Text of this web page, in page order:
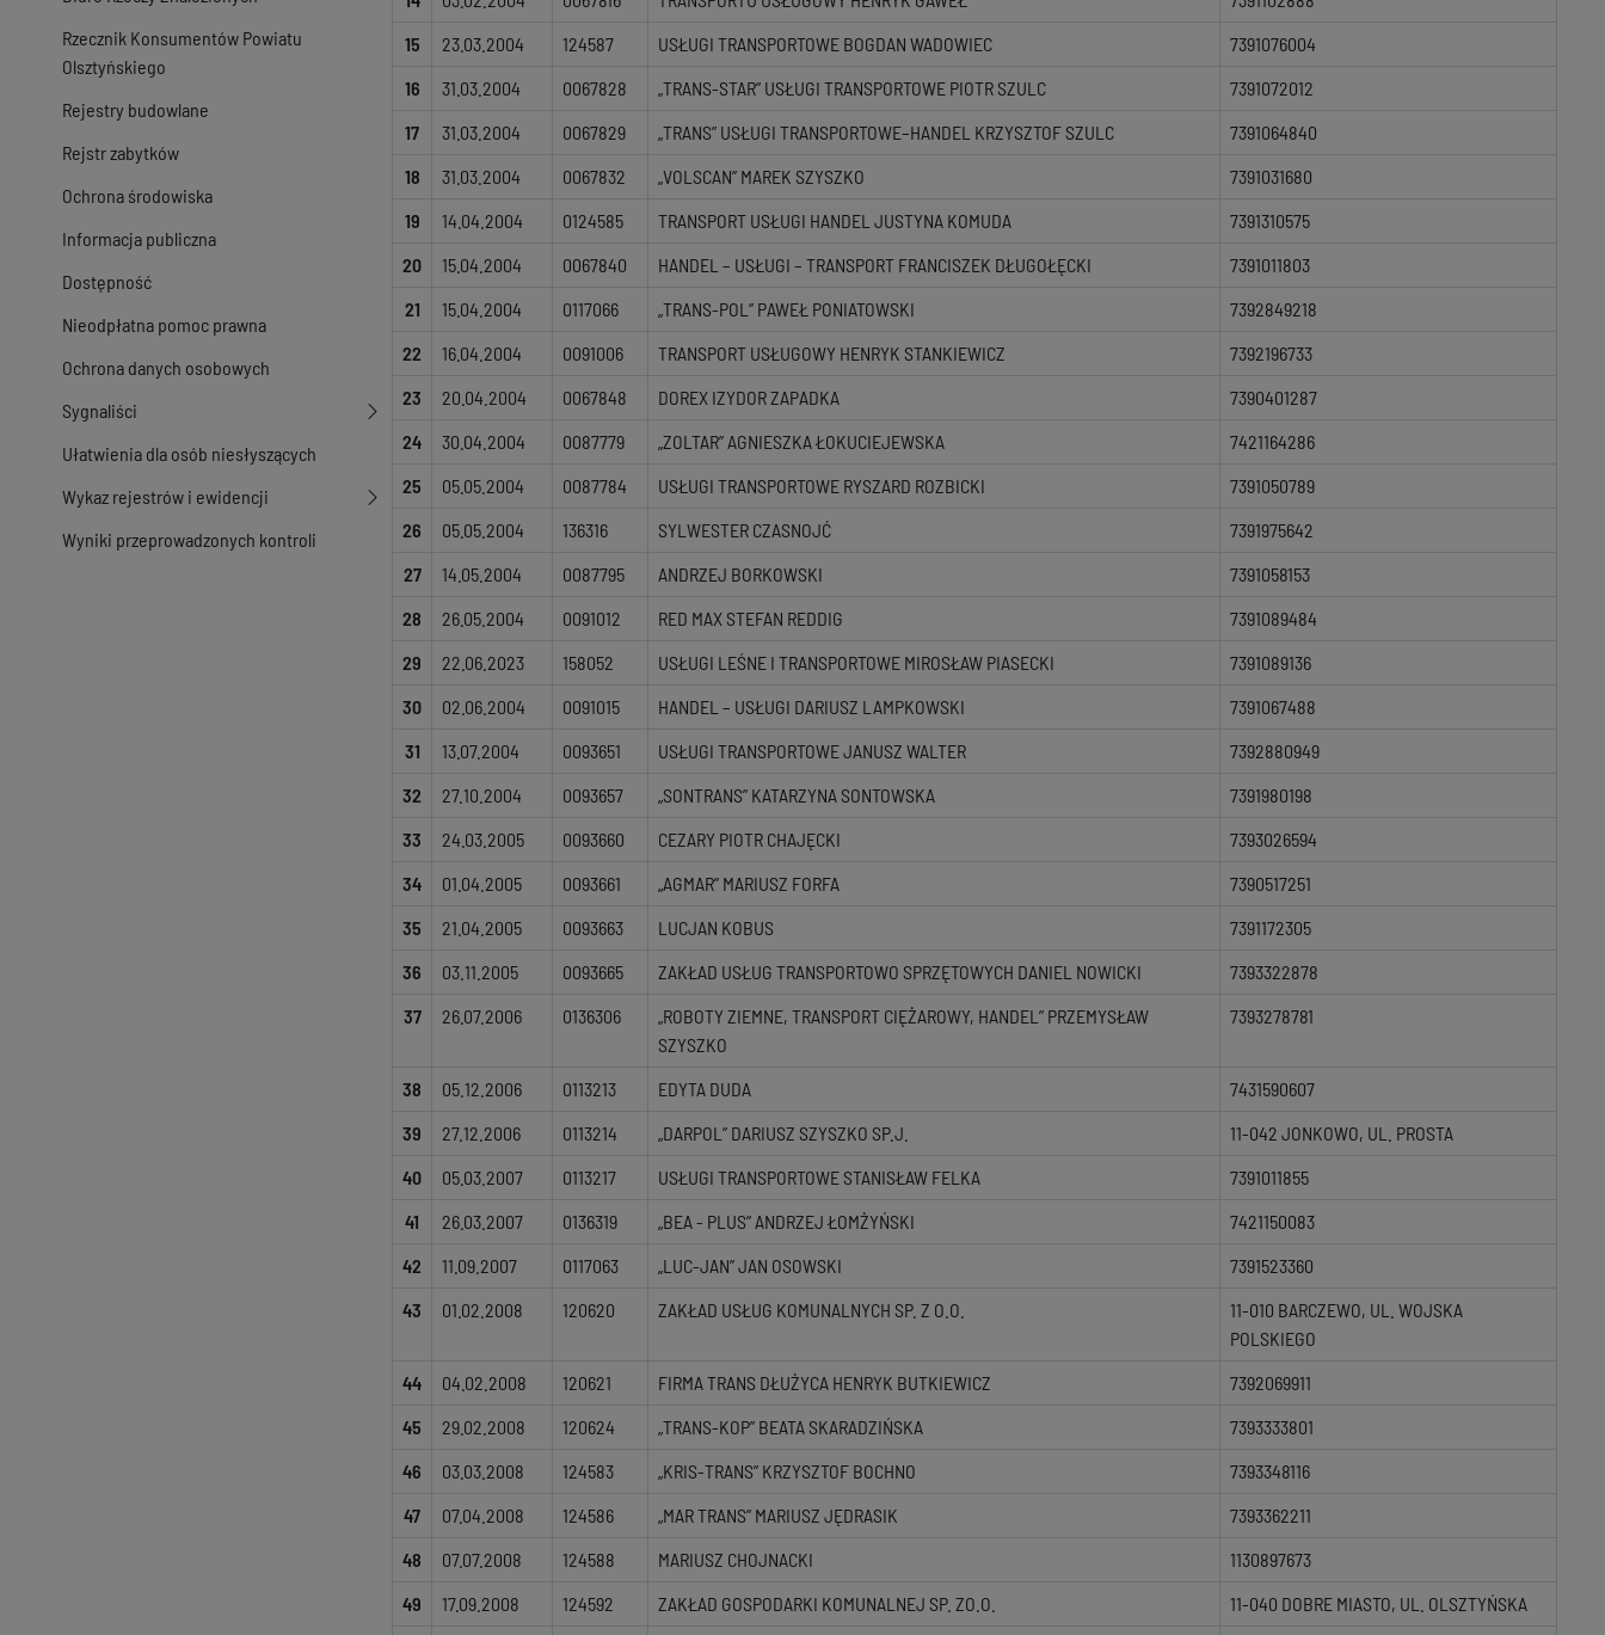
Rzecznik Konsumentów Powiatu
Olsztyńskiego
Rejestry budowlane
Rejstr zabytków
Ochrona środowiska
Informacja publiczna
Dostępność
Nieodpłatna pomoc prawna
Ochrona danych osobowych
Sygnaliści
Ułatwienia dla osób niesłyszących
Wykaz rejestrów i ewidencji
Wyniki przeprowadzonych kontroli
15
23.03.2004 124587 USŁUGI TRANSPORTOWE BOGDAN WADOWIEC
7391076004
16
31.03.2004 0067828 „TRANS-STAR” USŁUGI TRANSPORTOWE PIOTR SZULC
7391072012
17
31.03.2004 0067829 „TRANS” USŁUGI TRANSPORTOWE–HANDEL KRZYSZTOF SZULC
7391064840
18
31.03.2004 0067832 „VOLSCAN” MAREK SZYSZKO
7391031680
19
14.04.2004 0124585 TRANSPORT USŁUGI HANDEL JUSTYNA KOMUDA
7391310575
20
15.04.2004 0067840 HANDEL – USŁUGI – TRANSPORT FRANCISZEK DŁUGOŁĘCKI
7391011803
21
15.04.2004 0117066 „TRANS-POL” PAWEŁ PONIATOWSKI
7392849218
22
16.04.2004 0091006 TRANSPORT USŁUGOWY HENRYK STANKIEWICZ
7392196733
23
20.04.2004 0067848 DOREX IZYDOR ZAPADKA
7390401287
24
30.04.2004 0087779 „ZOLTAR” AGNIESZKA ŁOKUCIEJEWSKA
7421164286
25
05.05.2004 0087784 USŁUGI TRANSPORTOWE RYSZARD ROZBICKI
7391050789
26
05.05.2004 136316 SYLWESTER CZASNOJĆ
7391975642
27
14.05.2004 0087795 ANDRZEJ BORKOWSKI
7391058153
28
26.05.2004 0091012 RED MAX STEFAN REDDIG
7391089484
29
22.06.2023 158052 USŁUGI LEŚNE I TRANSPORTOWE MIROSŁAW PIASECKI
7391089136
30
02.06.2004 0091015 HANDEL – USŁUGI DARIUSZ LAMPKOWSKI
7391067488
31
13.07.2004 0093651 USŁUGI TRANSPORTOWE JANUSZ WALTER
7392880949
32
27.10.2004 0093657 „SONTRANS” KATARZYNA SONTOWSKA
7391980198
33
24.03.2005 0093660 CEZARY PIOTR CHAJĘCKI
7393026594
34
01.04.2005 0093661 „AGMAR” MARIUSZ FORFA
7390517251
35
21.04.2005 0093663 LUCJAN KOBUS
7391172305
36
03.11.2005 0093665 ZAKŁAD USŁUG TRANSPORTOWO SPRZĘTOWYCH DANIEL NOWICKI
7393322878
37
26.07.2006 0136306
„ROBOTY ZIEMNE, TRANSPORT CIĘŻAROWY, HANDEL” PRZEMYSŁAW
SZYSZKO
7393278781
38 05.12.2006 0113213 EDYTA DUDA
7431590607
39
27.12.2006 0113214 „DARPOL” DARIUSZ SZYSZKO SP.J.
11-042 JONKOWO, UL. PROSTA
40
05.03.2007 0113217 USŁUGI TRANSPORTOWE STANISŁAW FELKA
7391011855
41
26.03.2007 0136319 „BEA - PLUS” ANDRZEJ ŁOMŻYŃSKI
7421150083
42
11.09.2007 0117063 „LUC-JAN” JAN OSOWSKI
7391523360
43
01.02.2008 120620 ZAKŁAD USŁUG KOMUNALNYCH SP. Z O.O.
11-010 BARCZEWO, UL. WOJSKA
POLSKIEGO
44
04.02.2008 120621 FIRMA TRANS DŁUŻYCA HENRYK BUTKIEWICZ
7392069911
45
29.02.2008 120624 „TRANS-KOP” BEATA SKARADZIŃSKA
7393333801
46
03.03.2008 124583 „KRIS-TRANS” KRZYSZTOF BOCHNO
7393348116
47
07.04.2008 124586 „MAR TRANS” MARIUSZ JĘDRASIK
7393362211
48
07.07.2008 124588 MARIUSZ CHOJNACKI
1130897673
49
17.09.2008 124592 ZAKŁAD GOSPODARKI KOMUNALNEJ SP. ZO.O.
11-040 DOBRE MIASTO, UL. OLSZTYŃSKA